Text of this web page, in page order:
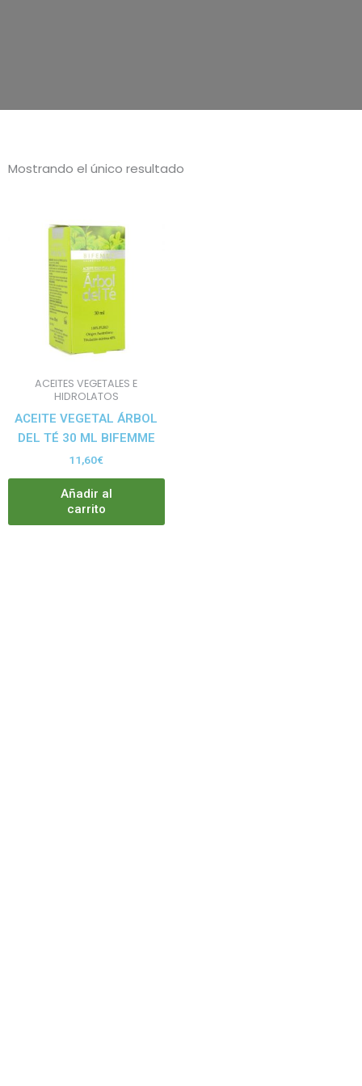
Mostrando el único resultado
ACEITES VEGETALES E
HIDROLATOS
ACEITE VEGETAL ÁRBOL
DEL TÉ 30 ML BIFEMME
11,60€
Añadir al
carrito